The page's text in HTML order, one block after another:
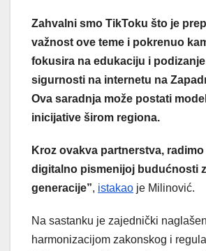
Zahvalni smo TikToku što je
važnost ove teme i pokrenuo
fokusira na edukaciju i
sigurnosti na internetu na
Ova saradnja može postati
inicijative širom regiona.
Kroz ovakva partnerstva,
digitalno pismenijoj budućnosti
generacije”, istakao je Milinović.
Na sastanku je zajednički
harmonizacijom zakonskog i